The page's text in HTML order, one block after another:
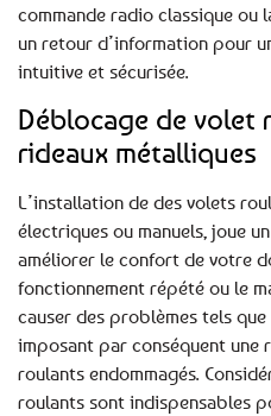
commande radio classique ou
un retour d’information pour
intuitive et sécurisée.
Déblocage de volet
rideaux métalliques
L’installation de des volets
électriques ou manuels, joue
améliorer le confort de votre
fonctionnement répété ou le
causer des problèmes tels que
imposant par conséquent une
roulants endommagés.
roulants sont indispensables